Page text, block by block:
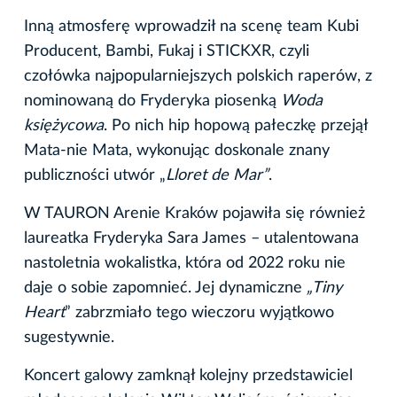
Inną atmosferę wprowadził na scenę team Kubi
Producent, Bambi, Fukaj i STICKXR, czyli
czołówka najpopularniejszych polskich raperów, z
nominowaną do Fryderyka piosenką Woda
księżycowa. Po nich hip hopową pałeczkę przejął
Mata-nie Mata, wykonując doskonale znany
publiczności utwór „Lloret de Mar”.
W TAURON Arenie Kraków pojawiła się również
laureatka Fryderyka Sara James – utalentowana
nastoletnia wokalistka, która od 2022 roku nie
daje o sobie zapomnieć. Jej dynamiczne „Tiny
Heart” zabrzmiało tego wieczoru wyjątkowo
sugestywnie.
Koncert galowy zamknął kolejny przedstawiciel